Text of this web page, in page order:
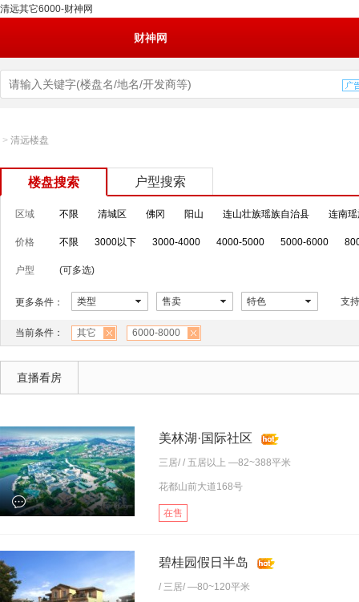
清远其它6000-财神网
财神网
> 清远楼盘
楼盘搜索 户型搜索
区域 不限 清城区 佛冈 阳山 连山壮族瑶族自治县 连南
价格 不限 3000以下 3000-4000 4000-5000 5000-6000
户型 (可多选)
更多条件： 类型 售卖 特色 支
当前条件： 其它 6000-8000
直播看房
美林湖·国际社区
三居/ / 五居以上 —82~388平米
花都山前大道168号
在售
碧桂园假日半岛
/ 三居/ —80~120平米